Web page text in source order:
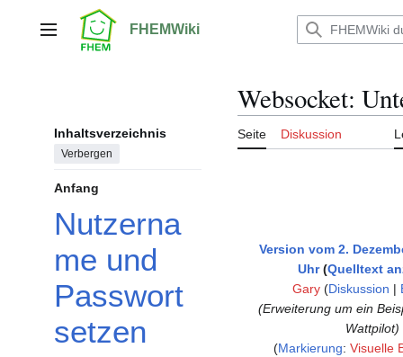
springenHauptmenü FHEMWiki
Inhaltsverzeichnis
Verbergen
Anfang
Nutzerna
me und
Passwort
setzen
Websocket:
Seite Diskussion
Version vom 2.
Uhr Quelltext
Gary (Diskussion |
Erweiterung um ein
Wattpilot
Markierung: Visuelle